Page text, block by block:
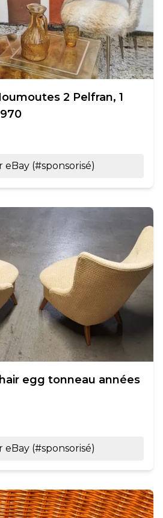
2 Pelfran, 1
eBay (#sponsorisé)
egg tonneau années
eBay (#sponsorisé)